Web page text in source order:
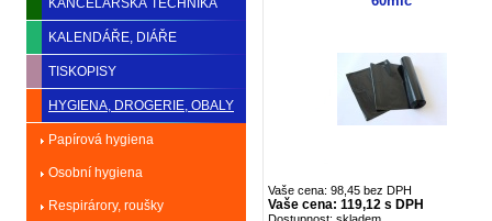
KANCELÁŘSKÁ TECHNIKA
KALENDÁŘE, DIÁŘE
TISKOPISY
HYGIENA, DROGERIE, OBALY
Papírová hygiena
Osobní hygiena
Respirárory, roušky
Vaše cena: 98,45 bez DPH
Vaše cena: 119,12 s DPH